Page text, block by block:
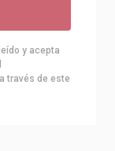
y acepta
través de este